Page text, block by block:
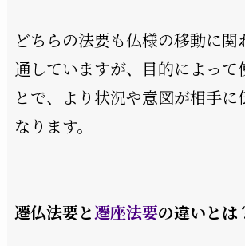
どちらの法要も仏様の移動に関
通していますが、目的によって
とで、より状況や意図が相手に
なります。
遷仏法要と遷座法要の違いとは